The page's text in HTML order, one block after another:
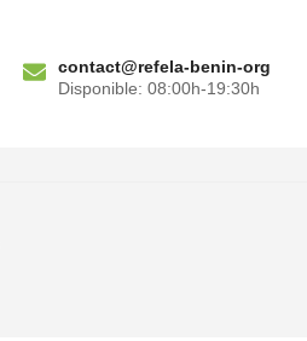
contact@refela-benin-org
Disponible: 08:00h-19:30h